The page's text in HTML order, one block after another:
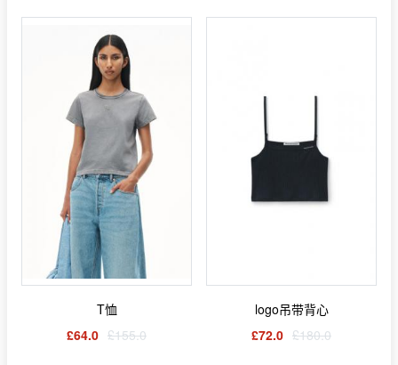
T恤
£64.0 £155.0
logo吊带背心
£72.0 £180.0